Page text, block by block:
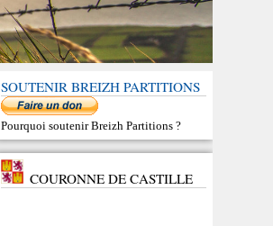
SOUTENIR BREIZH PARTITIONS
Pourquoi soutenir Breizh Partitions ?
COURONNE DE CASTILLE